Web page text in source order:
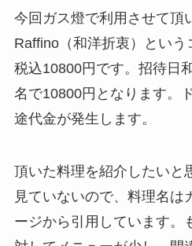
今回ガス燈で利用させて頂
Raffino（和洋折衷）という
税込10800円です。招待日
名で10800円となります。
途代金が発生します。
頂いた料理を紹介したいと
見ていないので、料理名は
ージから引用しています。